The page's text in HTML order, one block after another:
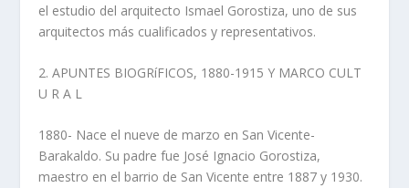
el estudio del arquitecto Ismael Gorostiza, uno de sus
arquitectos más cualificados y representativos.
2. APUNTES BIOGRíFICOS, 1880-1915 Y MARCO CULT
U R A L
1880- Nace el nueve de marzo en San Vicente-
Barakaldo. Su padre fue José Ignacio Gorostiza,
maestro en el barrio de San Vicente entre 1887 y 1930.